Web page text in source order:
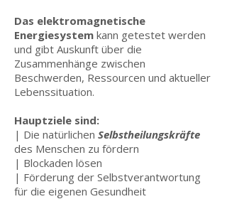
Das elektromagnetische
Energiesystem kann getestet werden
und gibt Auskunft über die
Zusammenhänge zwischen
Beschwerden, Ressourcen und aktueller
Lebenssituation.
Hauptziele sind:
| Die natürlichen Selbstheilungskräfte
des Menschen zu fördern
| Blockaden lösen
| Förderung der Selbstverantwortung
für die eigenen Gesundheit